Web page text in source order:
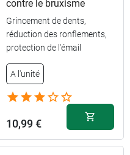
contre le bruxisme
Grincement de dents,
réduction des ronflements,
protection de l'émail
A l'unité
10,99 €